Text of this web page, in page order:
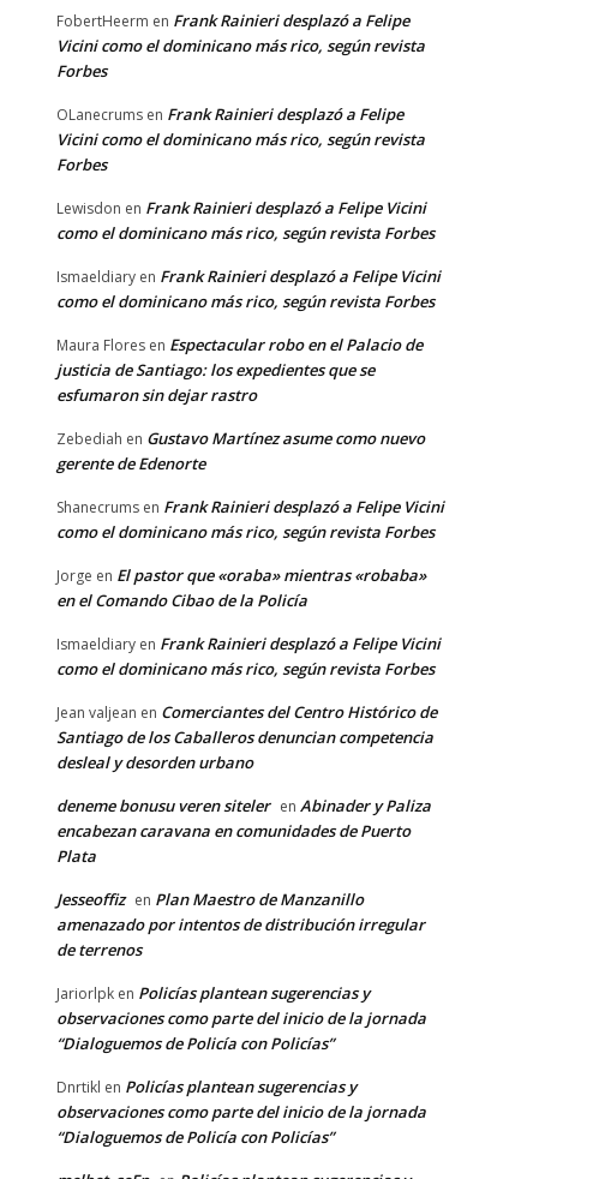
FobertHeerm en Frank Rainieri desplazó a Felipe
Vicini como el dominicano más rico, según revista
Forbes
OLanecrums en Frank Rainieri desplazó a Felipe
Vicini como el dominicano más rico, según revista
Forbes
Lewisdon en Frank Rainieri desplazó a Felipe Vicini
como el dominicano más rico, según revista Forbes
Ismaeldiary en Frank Rainieri desplazó a Felipe Vicini
como el dominicano más rico, según revista Forbes
Maura Flores en Espectacular robo en el Palacio de
justicia de Santiago: los expedientes que se
esfumaron sin dejar rastro
Zebediah en Gustavo Martínez asume como nuevo
gerente de Edenorte
Shanecrums en Frank Rainieri desplazó a Felipe Vicini
como el dominicano más rico, según revista Forbes
Jorge en El pastor que «oraba» mientras «robaba»
en el Comando Cibao de la Policía
Ismaeldiary en Frank Rainieri desplazó a Felipe Vicini
como el dominicano más rico, según revista Forbes
Jean valjean en Comerciantes del Centro Histórico de
Santiago de los Caballeros denuncian competencia
desleal y desorden urbano
deneme bonusu veren siteler en Abinader y Paliza
encabezan caravana en comunidades de Puerto
Plata
Jesseoffiz en Plan Maestro de Manzanillo
amenazado por intentos de distribución irregular
de terrenos
Jariorlpk en Policías plantean sugerencias y
observaciones como parte del inicio de la jornada
“Dialoguemos de Policía con Policías”
Dnrtikl en Policías plantean sugerencias y
observaciones como parte del inicio de la jornada
“Dialoguemos de Policía con Policías”